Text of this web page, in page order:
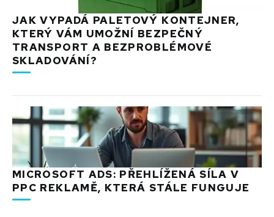
JAK VYPADÁ PALETOVÝ KONTEJNER,
KTERÝ VÁM UMOŽNÍ BEZPEČNÝ
TRANSPORT A BEZPROBLÉMOVÉ
SKLADOVÁNÍ?
MICROSOFT ADS: PŘEHLÍŽENÁ SÍLA V
PPC REKLAMĚ, KTERÁ STÁLE FUNGUJE